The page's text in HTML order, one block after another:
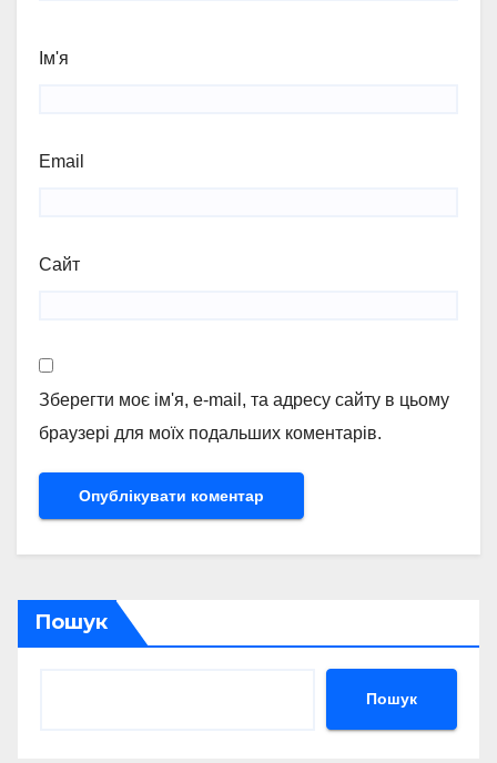
Ім'я
Email
Сайт
Зберегти моє ім'я, e-mail, та адресу сайту в цьому
браузері для моїх подальших коментарів.
Пошук
Пошук